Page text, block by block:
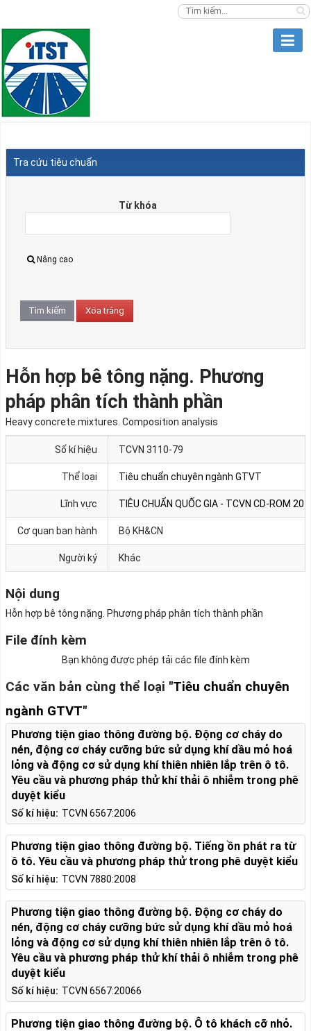
Tra cứu tiêu chuẩn
Từ khóa
Nâng cao
Hỗn hợp bê tông nặng. Phương
pháp phân tích thành phần
Heavy concrete mixtures. Composition analysis
Số kí hiệu TCVN 3110-79
Thể loại Tiêu chuẩn chuyên ngành GTVT
Lĩnh vực TIÊU CHUẨN QUỐC GIA - TCVN CD-ROM
Cơ quan ban hành Bộ KH&CN
Người ký Khác
Nội dung
Hỗn hợp bê tông nặng. Phương pháp phân tích thành phần
File đính kèm
Bạn không được phép tải các file đính kèm
Các văn bản cùng thể loại "Tiêu chuẩn chuyên
ngành GTVT"
Số kí hiệu: TCVN 6567:2006
Phương tiện giao thông đường bộ. Động cơ cháy do
nén, động cơ cháy cưỡng bức sử dụng khí dầu mỏ hoá
lỏng và động cơ sử dụng khí thiên nhiên lắp trên ô tô.
Yêu cầu và phương pháp thử khí thải ô nhiễm trong phê
duyệt kiểu
Số kí hiệu: TCVN 7880:2008
Phương tiện giao thông đường bộ. Tiếng ồn phát ra từ
ô tô. Yêu cầu và phương pháp thử trong phê duyệt kiểu
Số kí hiệu: TCVN 6567:20066
Phương tiện giao thông đường bộ. Động cơ cháy do
nén, động cơ cháy cưỡng bức sử dụng khí dầu mỏ hoá
lỏng và động cơ sử dụng khí thiên nhiên lắp trên ô tô.
Yêu cầu và phương pháp thử khí thải ô nhiễm trong phê
duyệt kiểu
Phương tiện giao thông đường bộ. Ô tô khách cỡ nhỏ.